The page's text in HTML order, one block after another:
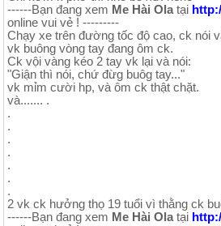
------Bạn đang xem Me Hài Ola tại
online vui vẻ ! ---------
Chạy xe trên đường tốc độ cao, ck nói
vk buông vòng tay đang ôm ck.
Ck vội vàng kéo 2 tay vk lại và nói:
"Giận thì nói, chứ đừg buôg tay..."
vk mỉm cười hp, và ôm ck thật chặt.
và....... .
.
.
.
.
.
.
.
2 vk ck hưởng thọ 19 tuổi vì thằng ck
------Bạn đang xem Me Hài Ola tại